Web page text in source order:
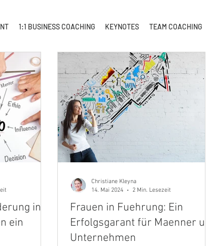
1:1 BUSINESS COACHING KEYNOTES TEAM COACHING
in
ein
Frauen in Fuehrung: Ein
Erfolgsgarant für Maenner
Unternehmen
Christiane Kleyna
14. Mai 2024
2 Min. Lesezeit